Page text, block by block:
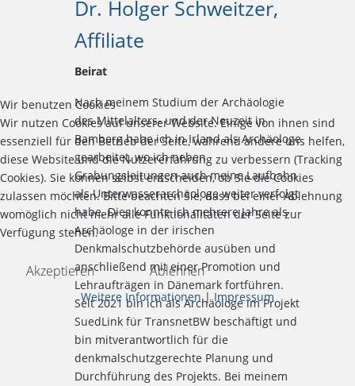
Dr. Holger Schweitzer,
Affiliate
Beirat
Nach meinem Studium der Archäologie
des Mittelalters- und der Neuzeit in
Bamberg habe ich in Irland als Archäologe
gearbeitet, wo ich neben
Grabungsleitungen auch meine Laufbahn
als Unterwasserarchäologe weiter verfolgt
habe. Dies konnte ich mehrere Jahre als
Archäologe in der irischen
Denkmalschutzbehörde ausüben und
anschließend mit einer Promotion und
Lehraufträgen in Dänemark fortführen.
Seit 2021 bin ich als Archäologe im Projekt
SuedLink für TransnetBW beschäftigt und
bin mitverantwortlich für die
denkmalschutzgerechte Planung und
Durchführung des Projekts. Bei meinem
Wir benutzen Cookies
Wir nutzen Cookies auf unserer Website. Einige von ihnen sind
essenziell für den Betrieb der Seite, während andere uns helfen,
diese Website und die Nutzererfahrung zu verbessern (Tracking
Cookies). Sie können selbst entscheiden, ob Sie die Cookies
zulassen möchten. Bitte beachten Sie, dass bei einer Ablehnung
womöglich nicht mehr alle Funktionalitäten der Seite zur
Verfügung stehen.
Akzeptieren Ablehnen
Weitere Informationen|Impressum